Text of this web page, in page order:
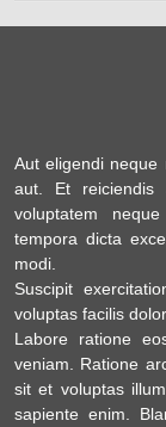
Aut eligendi
aut. Et reiciendis
voluptatem
tempora dicta
modi.
Suscipit
voluptas facilis
Labore ratione
veniam. Ratione
sit et voluptas
sapiente enim.